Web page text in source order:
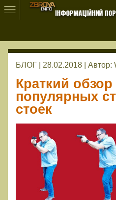
БЛОГ | 28.02.2018 | Автор:
Краткий
популярных
стоек